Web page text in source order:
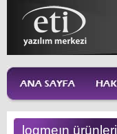
logmeın ürünleri